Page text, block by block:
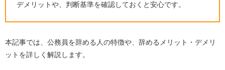
デメリットや、判断基準を確認しておくと安心です。
本記事では、公務員を辞める人の特徴や、辞めるメリット・デメリ
ットを詳しく解説します。